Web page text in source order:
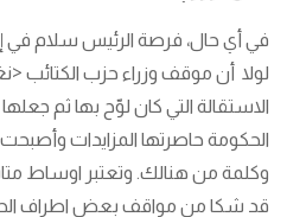
في أي حال، فرصة الرئيس سلام في
لولا أن موقف وزراء حزب الكتائب
الاستقالة التي كان لوّح بها ثم
الحكومة حاصرتها المزايدات
وكلمة من هنالك. وتعتبر اوساط
قد شكا من مواقف بعض اطراف